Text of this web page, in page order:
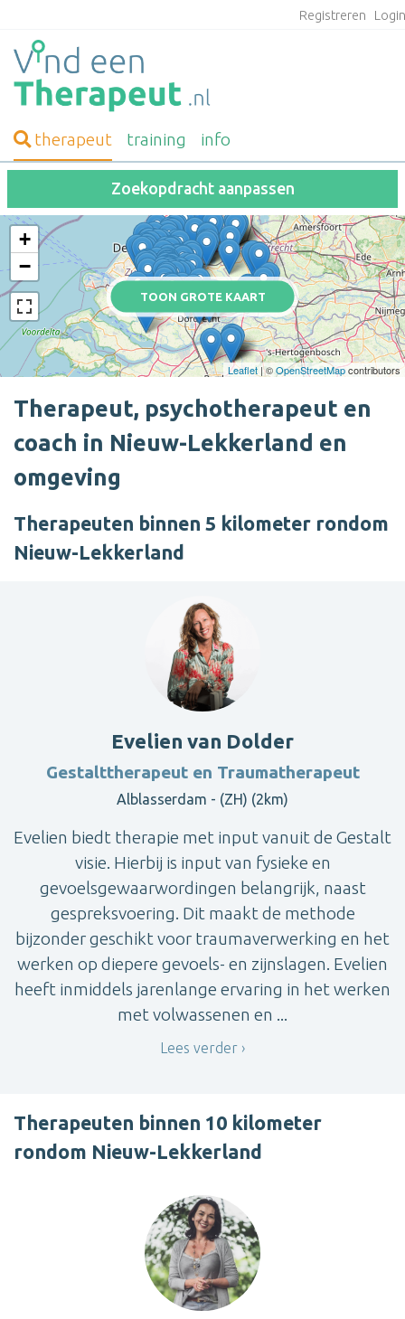
Registreren
therapeut training info
Zoekopdracht aanpassen
TOON GROTE KAART
+
−
Leaflet | ©OpenStreetMapcontributors
Therapeut, psychotherapeut en
coach in Nieuw-Lekkerland en
omgeving
Therapeuten binnen 5 kilometer rondom
Nieuw-Lekkerland
Evelien van Dolder
Gestalttherapeut en Traumatherapeut
Alblasserdam - (ZH) (2km)
Evelien biedt therapie met input vanuit de Gestalt
visie. Hierbij is input van fysieke en
gevoelsgewaarwordingen belangrijk, naast
gespreksvoering. Dit maakt de methode
bijzonder geschikt voor traumaverwerking en het
werken op diepere gevoels- en zijnslagen. Evelien
heeft inmiddels jarenlange ervaring in het werken
met volwassenen en ...
Lees verder
Therapeuten binnen 10 kilometer
rondom Nieuw-Lekkerland